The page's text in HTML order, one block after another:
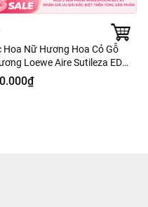
Hoa Nữ Hương Hoa Cỏ Gỗ
Loewe Aire Sutileza EDT
- Fullbox - Hàng Duty